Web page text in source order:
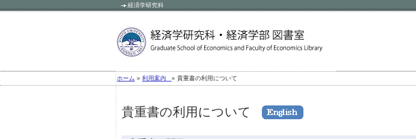
経済学研究科
ホーム » 利用案内 » 貴重書の利用について
貴重書の利用について